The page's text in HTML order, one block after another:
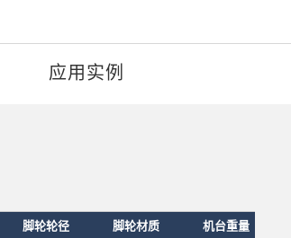
应用实例
脚轮轮径 脚轮材质
机台重量